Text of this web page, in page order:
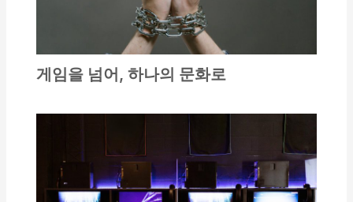
게임을 넘어, 하나의 문화로